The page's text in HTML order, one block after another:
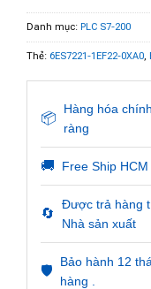
Danh mục: PLC S7-200
Thẻ: 6ES7221-1EF22-0XA0,
📦
Hàng hóa
ràng
🚚 Free Ship
🔄
Được trả hàng
Nhà sản xuất
🛡️
Bảo hành 12
hàng .